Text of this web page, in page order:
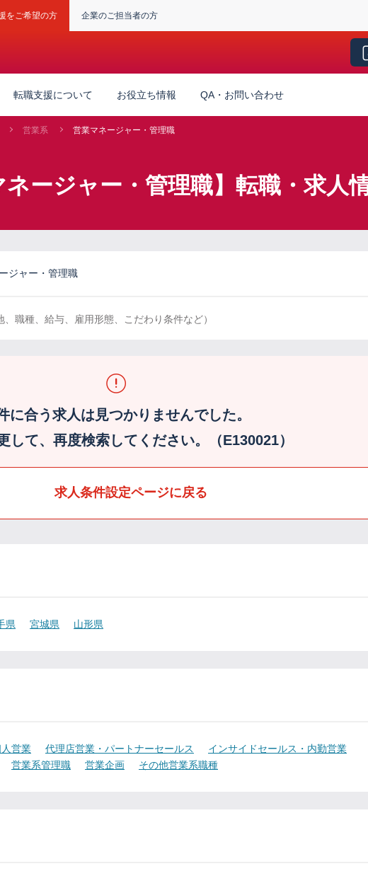
をご希望の方 企業のご担当者の方
転職支援について お役立ち情報 QA・お問い合わせ
営業系 営業マネージャー・管理職
ネージャー・管理職】転職・求人
ジャー・管理職
、職種、給与、雇用形態、こだわり条件など）
に合う求人は見つかりませんでした。
して、再度検索してください。（E130021）
求人条件設定ページに戻る
県 宮城県 山形県
営業 代理店営業・パートナーセールス
インサイドセールス・内勤営業
営業系管理職 営業企画 その他営業系職種